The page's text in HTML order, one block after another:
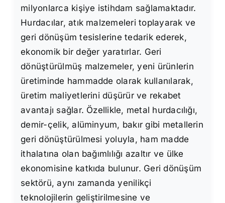
milyonlarca kişiye istihdam sağlamaktadır.
Hurdacılar, atık malzemeleri toplayarak ve
geri dönüşüm tesislerine tedarik ederek,
ekonomik bir değer yaratırlar. Geri
dönüştürülmüş malzemeler, yeni ürünlerin
üretiminde hammadde olarak kullanılarak,
üretim maliyetlerini düşürür ve rekabet
avantajı sağlar. Özellikle, metal hurdacılığı,
demir-çelik, alüminyum, bakır gibi metallerin
geri dönüştürülmesi yoluyla, ham madde
ithalatına olan bağımlılığı azaltır ve ülke
ekonomisine katkıda bulunur. Geri dönüşüm
sektörü, aynı zamanda yenilikçi
teknolojilerin geliştirilmesine ve